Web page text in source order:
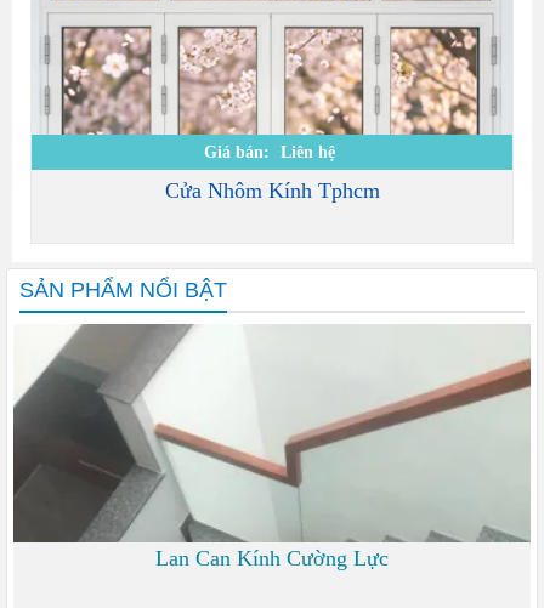
Giá bán: Liên hệ
Cửa Nhôm Kính Tphcm
SẢN PHẨM NỔI BẬT
Lan Can Kính Cường Lực